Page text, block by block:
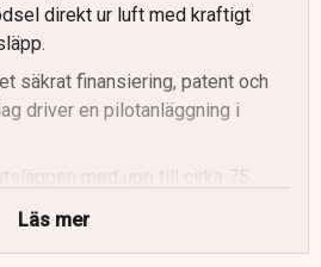
direkt ur luft med kraftigt
säkrat finansiering, patent och
driver en pilotanläggning i
med upp till cirka 75
Haber-Bosch-produktion
Läs mer